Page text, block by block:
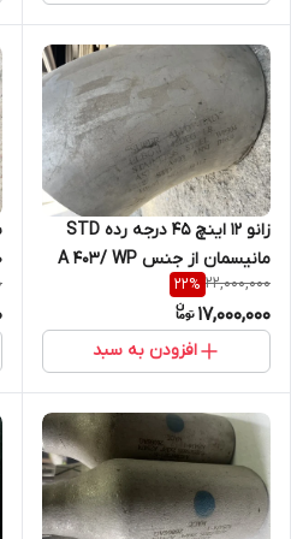
زانو 12 اینچ 45 درجه رده STD
مانیسمان از جنس A 403/ WP
304
22,000,000
22%
17,000,000
افزودن به سبد